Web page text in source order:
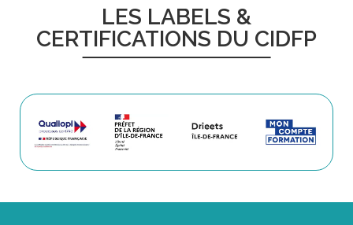
LES LABELS &
CERTIFICATIONS DU CIDFP